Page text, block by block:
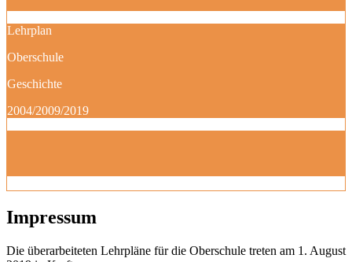
Lehrplan
Oberschule
Geschichte
2004/2009/2019
Impressum
Die überarbeiteten Lehrpläne für die Oberschule treten am 1. August